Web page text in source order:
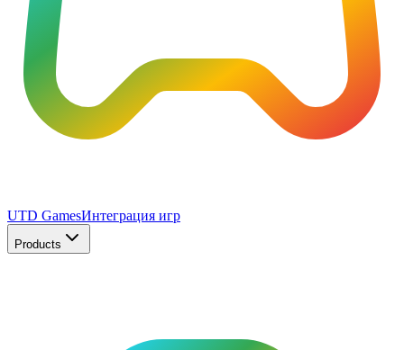
UTD GamesИнтеграция игр
Products